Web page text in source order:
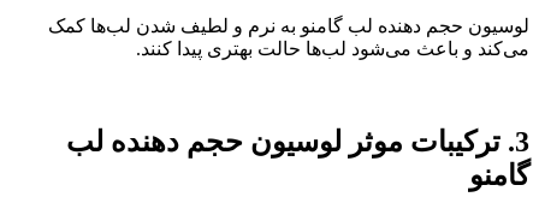
لوسیون حجم دهنده لب گامنو به نرم و لطیف شدن لب‌ها کمک
می‌کند و باعث می‌شود لب‌ها حالت بهتری پیدا کنند.
3. ترکیبات موثر لوسیون حجم دهنده لب
گامنو